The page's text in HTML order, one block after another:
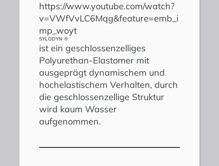
https://www.youtube.com/watch?
v=VWfVvLC6Mqg&feature=emb_i
mp_woyt
SYLODYN ®
ist ein geschlossenzelliges
Polyurethan-Elastomer mit
ausgeprägt dynamischem und
hochelastischem Verhalten, durch
die geschlossenzellige Struktur
wird kaum Wasser
aufgenommen.